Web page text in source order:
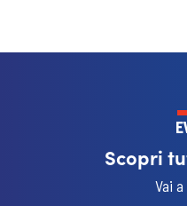
Scopri
Vai